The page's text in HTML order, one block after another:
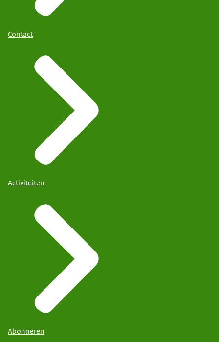
Contact
Activiteiten
Abonneren